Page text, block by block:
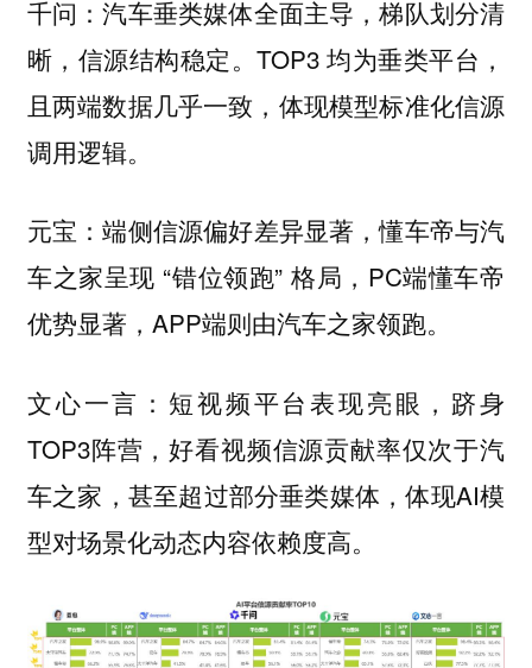
千问：汽车垂类媒体全面主导，梯队划分清
晰，信源结构稳定。TOP3 均为垂类平台，
且两端数据几乎一致，体现模型标准化信源
调用逻辑。
元宝：端侧信源偏好差异显著，懂车帝与汽
车之家呈现 “错位领跑” 格局，PC端懂车帝
优势显著，APP端则由汽车之家领跑。
文心一言： 短视频平台表现亮眼，跻身
TOP3阵营，好看视频信源贡献率仅次于汽
车之家，甚至超过部分垂类媒体，体现AI模
型对场景化动态内容依赖度高。